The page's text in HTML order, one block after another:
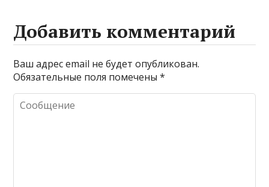
Добавить комментарий
Ваш адрес email не будет опубликован.
Обязательные поля помечены*